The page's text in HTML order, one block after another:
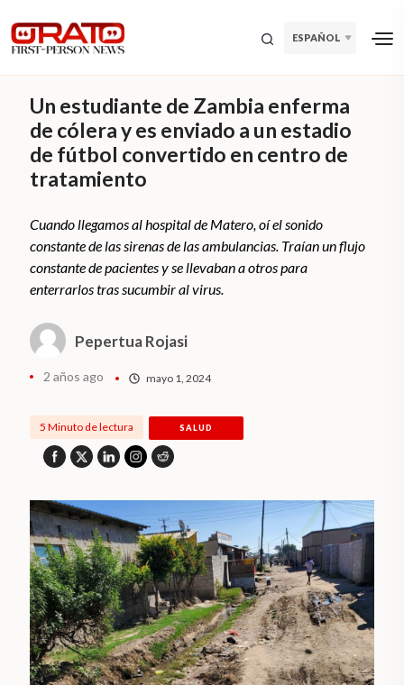
ESPAÑOL
Un estudiante de Zambia enferma
de cólera y es enviado a un estadio
de fútbol convertido en centro de
tratamiento
Cuando llegamos al hospital de Matero, oí el sonido
constante de las sirenas de las ambulancias. Traían un flujo
constante de pacientes y se llevaban a otros para
enterrarlos tras sucumbir al virus.
Pepertua Rojasi
2 años ago mayo 1, 2024
5 Minuto de lectura SALUD